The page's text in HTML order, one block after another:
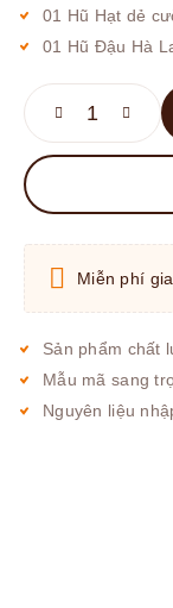
01 Hũ Hạt dẻ
01 Hũ Đậu Hà
Miễn phí
Sản phẩm chất
Mẫu mã sang
Nguyên liệu